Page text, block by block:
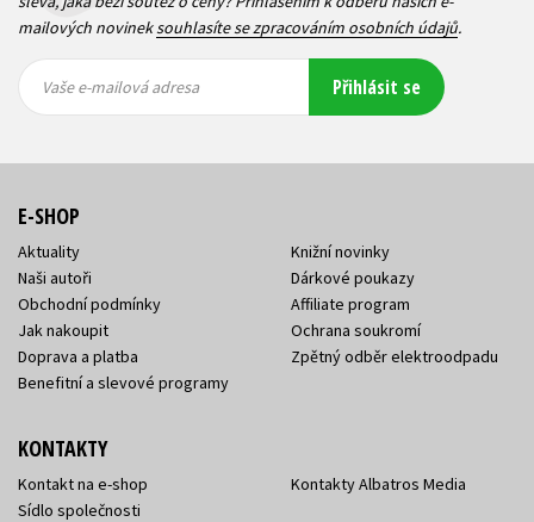
mailových novineksouhlasíte se zpracováním osobních údajů.
mailová
mailová
Vaše e-mailová adresa Přihlásit se
E-SHOP
Aktuality
Naši autoři
Obchodní podmínky
Jak nakoupit
Doprava a platba
Benefitní a slevové programy
Knižní novinky
Dárkové poukazy
Affiliate program
Ochrana soukromí
Zpětný odběr elektroodpadu
KONTAKTY
Kontakt na e-shop
Sídlo společnosti
Kontakty Albatros Media